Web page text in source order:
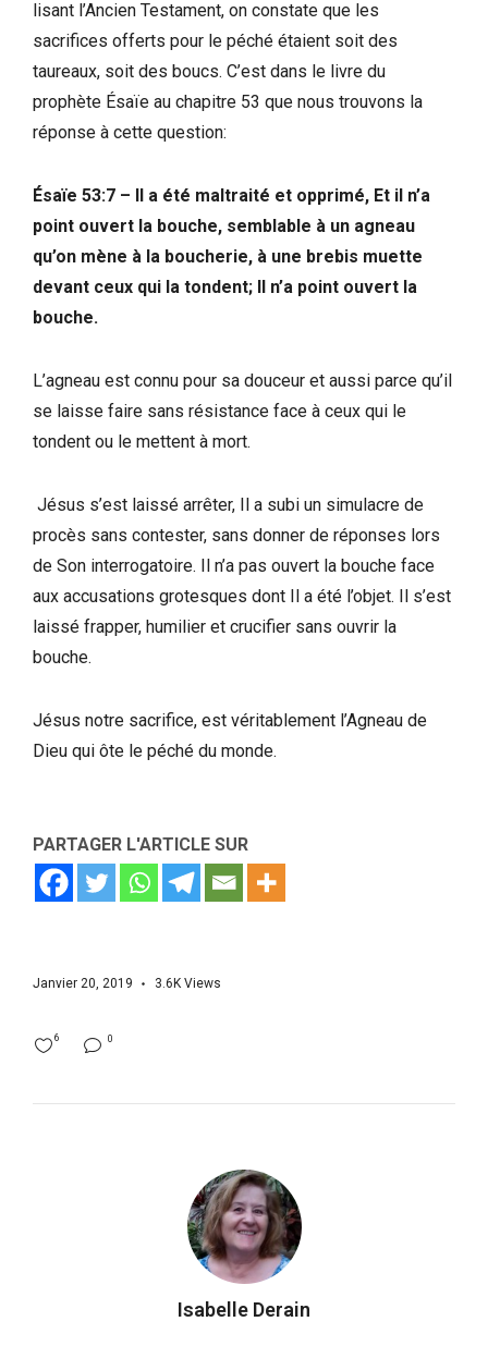
lisant l’Ancien Testament, on constate que les
sacrifices offerts pour le péché étaient soit des
taureaux, soit des boucs. C’est dans le livre du
prophète Ésaïe au chapitre 53 que nous trouvons la
réponse à cette question:
Ésaïe 53:7 – Il a été maltraité et opprimé, Et il n’a
point ouvert la bouche, semblable à un agneau
qu’on mène à la boucherie, à une brebis muette
devant ceux qui la tondent; Il n’a point ouvert la
bouche.
L’agneau est connu pour sa douceur et aussi parce qu’il
se laisse faire sans résistance face à ceux qui le
tondent ou le mettent à mort.
Jésus s’est laissé arrêter, Il a subi un simulacre de
procès sans contester, sans donner de réponses lors
de Son interrogatoire. Il n’a pas ouvert la bouche face
aux accusations grotesques dont Il a été l’objet. Il s’est
laissé frapper, humilier et crucifier sans ouvrir la
bouche.
Jésus notre sacrifice, est véritablement l’Agneau de
Dieu qui ôte le péché du monde.
PARTAGER L'ARTICLE SUR
Janvier 20, 2019 3.6K Views
0
6
Isabelle Derain